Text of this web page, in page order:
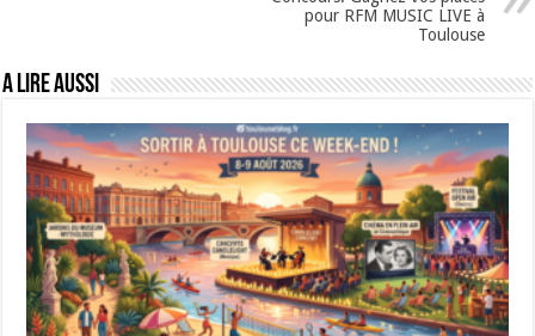
pour RFM MUSIC LIVE à
Toulouse
A lire aussi